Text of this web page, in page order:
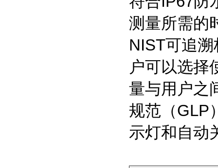
测量所需的
NIST可追
户可以选择
量与用户之
规范（GLP
示灯和自动